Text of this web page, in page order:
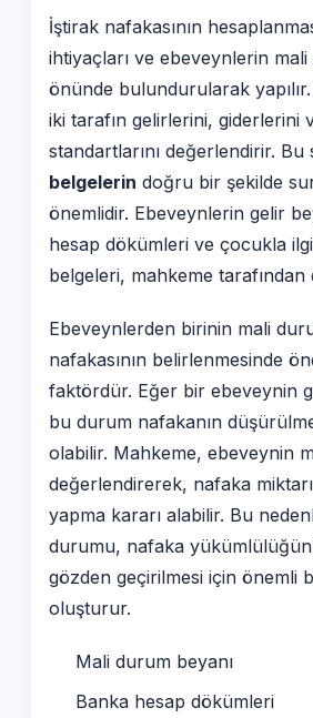
İştirak nafakasının
ihtiyaçları ve ebeveynlerin
önünde bulundurularak
iki tarafın gelirlerini, giderlerini
standartlarını değerlendirir. Bu
belgelerin doğru bir şekilde
önemlidir. Ebeveynlerin gelir
hesap dökümleri ve çocukla
belgeleri, mahkeme tarafından
Ebeveynlerden birinin mali
nafakasının belirlenmesinde
faktördür. Eğer bir ebeveynin
bu durum nafakanın
olabilir. Mahkeme, ebeveynin
değerlendirerek, nafaka
yapma kararı alabilir. Bu
durumu, nafaka
gözden geçirilmesi için önemli
oluşturur.
Mali durum beyanı
Banka hesap dökümleri